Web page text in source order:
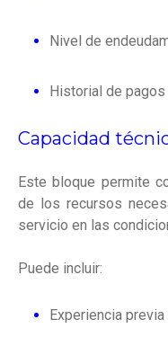
Nivel de
Historial de
Capacidad
Este bloque permite
de los recursos
servicio en las
Puede incluir:
Experiencia